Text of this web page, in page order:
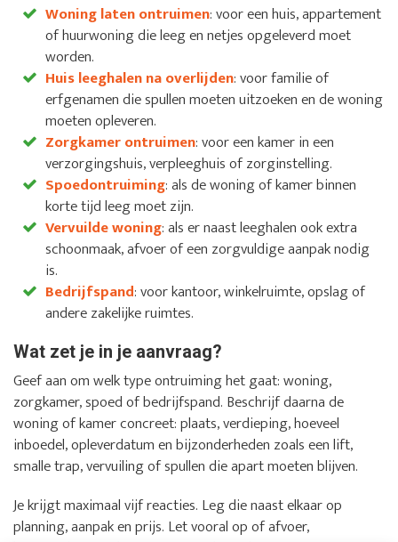
Woning laten ontruimen: voor een huis, appartement
of huurwoning die leeg en netjes opgeleverd moet
worden.
Huis leeghalen na overlijden: voor familie of
erfgenamen die spullen moeten uitzoeken en de woning
moeten opleveren.
Zorgkamer ontruimen: voor een kamer in een
verzorgingshuis, verpleeghuis of zorginstelling.
Spoedontruiming: als de woning of kamer binnen
korte tijd leeg moet zijn.
Vervuilde woning: als er naast leeghalen ook extra
schoonmaak, afvoer of een zorgvuldige aanpak nodig
is.
Bedrijfspand: voor kantoor, winkelruimte, opslag of
andere zakelijke ruimtes.
Wat zet je in je aanvraag?
Geef aan om welk type ontruiming het gaat: woning,
zorgkamer, spoed of bedrijfspand. Beschrijf daarna de
woning of kamer concreet: plaats, verdieping, hoeveel
inboedel, opleverdatum en bijzonderheden zoals een lift,
smalle trap, vervuiling of spullen die apart moeten blijven.
Je krijgt maximaal vijf reacties. Leg die naast elkaar op
planning, aanpak en prijs. Let vooral op of afvoer,